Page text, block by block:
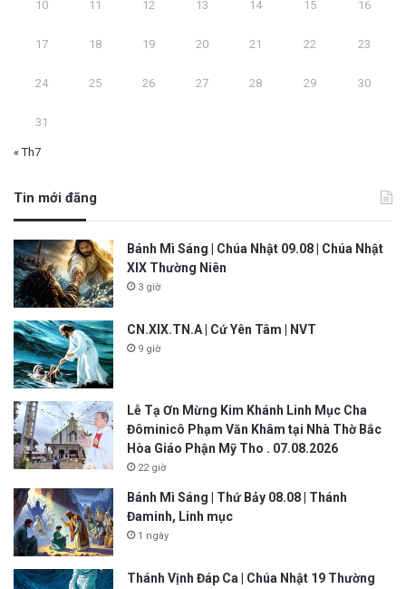
10 11 12 13 14 15 16
17 18 19 20 21 22 23
24 25 26 27 28 29 30
31
« Th7
Tin mới đăng
Bánh Mì Sáng | Chúa Nhật 09.08 | Chúa Nhật
XIX Thường Niên
3 giờ
CN.XIX.TN.A | Cứ Yên Tâm | NVT
9 giờ
Lễ Tạ Ơn Mừng Kim Khánh Linh Mục Cha
Đôminicô Phạm Văn Khâm tại Nhà Thờ Bắc
Hòa Giáo Phận Mỹ Tho . 07.08.2026
22 giờ
Bánh Mì Sáng | Thứ Bảy 08.08 | Thánh
Đaminh, Linh mục
1 ngày
Thánh Vịnh Đáp Ca | Chúa Nhật 19 Thường